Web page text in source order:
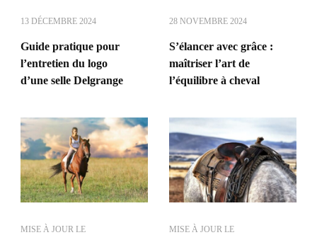
13 DÉCEMBRE 2024
Guide pratique pour
l’entretien du logo
d’une selle Delgrange
28 NOVEMBRE 2024
S’élancer avec grâce :
maîtriser l’art de
l’équilibre à cheval
MISE À JOUR LE
MISE À JOUR LE